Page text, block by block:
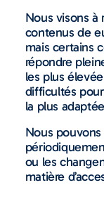
Nous visons à
contenus de
mais certains
répondre
les plus
difficultés
la plus
Nous
ou les
matière